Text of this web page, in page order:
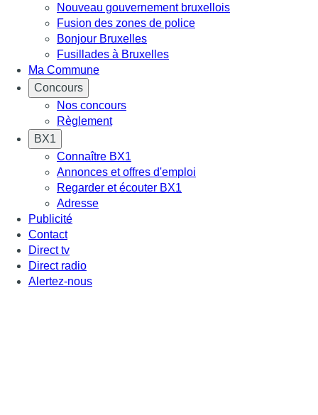
Nouveau gouvernement bruxellois
Fusion des zones de police
Bonjour Bruxelles
Fusillades à Bruxelles
Ma Commune
Concours
Nos concours
Règlement
BX1
Connaître BX1
Annonces et offres d'emploi
Regarder et écouter BX1
Adresse
Publicité
Contact
Direct tv
Direct radio
Alertez-nous